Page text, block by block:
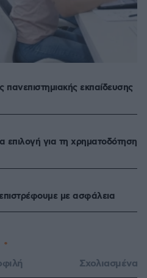
πανεπιστημιακής εκπαίδευσης
επιλογή για τη χρηματοδότηση
με ασφάλεια
Σχολιασμένα